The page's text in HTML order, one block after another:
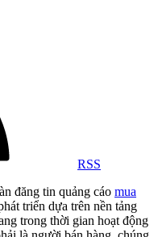
RSS
đăng tin quảng cáo mua
triển dựa trên nền tảng
trong thời gian hoạt động